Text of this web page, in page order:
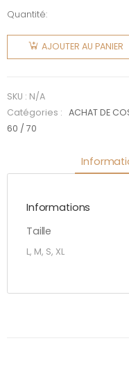
Quantité:
quantité
de Robe
Groovy
AJOUTER AU PANIER
SKU : N/A
Catégories :
ACHAT DE
60 / 70
Informations
Taille
L, M, S, XL